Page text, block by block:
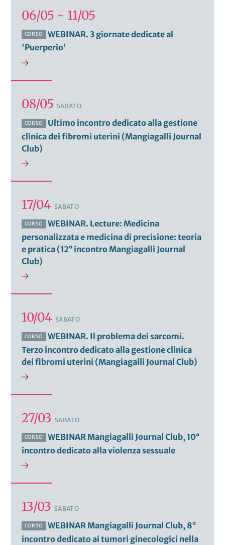
06/05 - 11/05
CORSO
WEBINAR. 3 giornate dedicate al
'Puerperio'
08/05 SABATO
CORSO
Ultimo incontro dedicato alla gestione
clinica dei fibromi uterini (Mangiagalli Journal
Club)
17/04 SABATO
CORSO
WEBINAR. Lecture: Medicina
personalizzata e medicina di precisione: teoria
e pratica (12° incontro Mangiagalli Journal
Club)
10/04 SABATO
CORSO
WEBINAR. Il problema dei sarcomi.
Terzo incontro dedicato alla gestione clinica
dei fibromi uterini (Mangiagalli Journal Club)
27/03 SABATO
CORSO
WEBINAR Mangiagalli Journal Club, 10°
incontro dedicato alla violenza sessuale
13/03 SABATO
CORSO
WEBINAR Mangiagalli Journal Club, 8°
incontro dedicato ai tumori ginecologici nella